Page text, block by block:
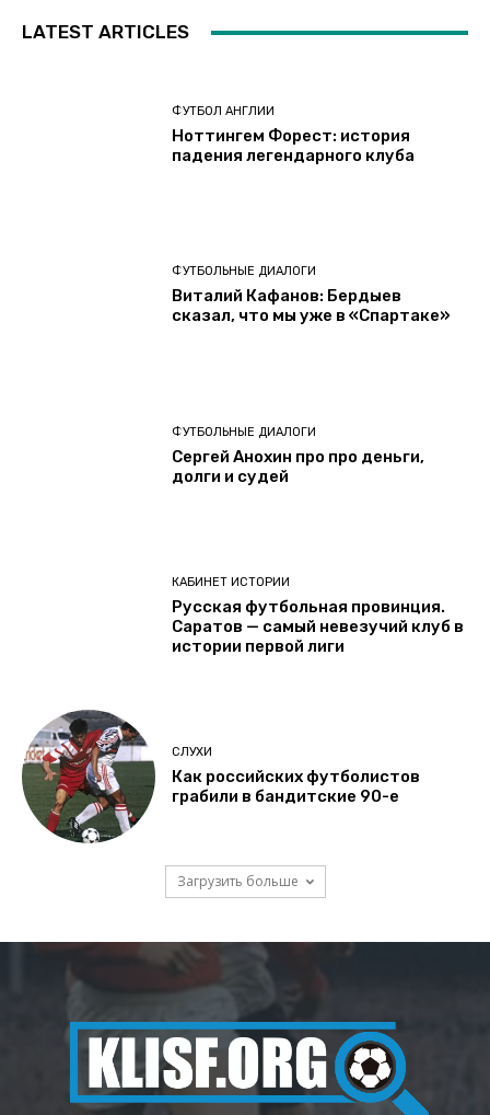
LATEST ARTICLES
ФУТБОЛ АНГЛИИ
Ноттингем Форест: история
падения легендарного клуба
ФУТБОЛЬНЫЕ ДИАЛОГИ
Виталий Кафанов: Бердыев
сказал, что мы уже в «Спартаке»
ФУТБОЛЬНЫЕ ДИАЛОГИ
Сергей Анохин про про деньги,
долги и судей
КАБИНЕТ ИСТОРИИ
Русская футбольная провинция.
Саратов — самый невезучий клуб в
истории первой лиги
СЛУХИ
Как российских футболистов
грабили в бандитские 90-е
Загрузить больше